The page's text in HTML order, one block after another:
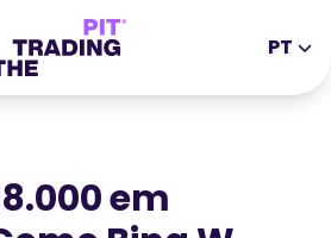
PT
DE
ES
IT
JA
em